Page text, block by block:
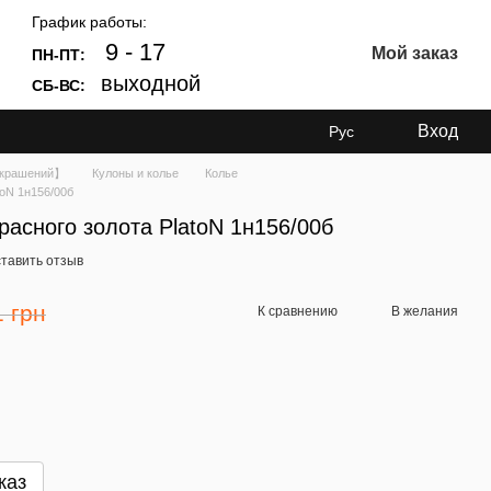
График работы:
ПН-ПТ:
9 - 17
СБ-ВС: выходной
Мой заказ
Рус Вход
】 Кулоны и колье
Колье
1н156/00б
золота PlatoN 1н156/00б
отзыв
грн К сравнению В желания